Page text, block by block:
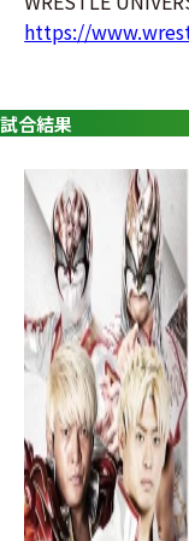
https://
試合結果